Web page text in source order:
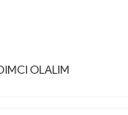
OLALIM